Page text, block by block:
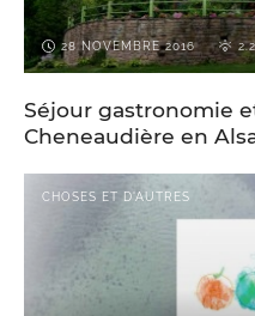
28 NOVEMBRE 2016
Séjour gastronomie
Cheneaudière en
CHOSES ET D'AUTRES